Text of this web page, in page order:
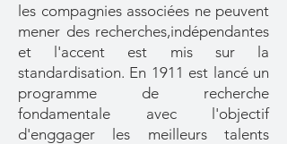
les compagnies associées ne peuvent
mener des recherches,indépendantes
et l'accent est mis sur la
standardisation. En 1911 est lancé un
programme de recherche
fondamentale avec l'objectif
d'enggager les meilleurs talents